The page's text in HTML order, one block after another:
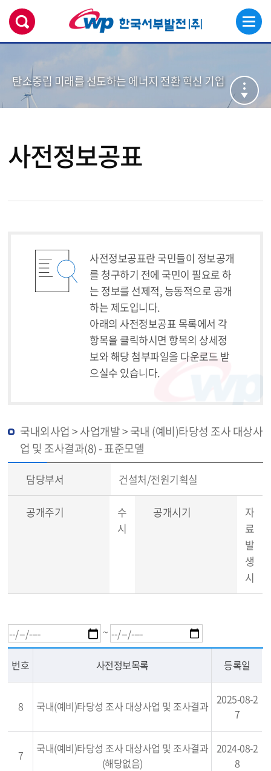
탄소중립 미래를 선도하는 에너지 전환 혁신 기업
사전정보공표
사전정보공표란 국민들이 정보공개
를 청구하기 전에 국민이 필요로 하
는 정보를 선제적, 능동적으로 공개
하는 제도입니다.
아래의 사전정보공표 목록에서 각
항목을 클릭하시면 항목의 상세정
보와 해당 첨부파일을 다운로드 받
으실수 있습니다.
국내외사업 > 사업개발 > 국내 (예비)타당성 조사 대상사
업 및 조사결과(8) - 표준모델
담당부서 건설처/전원기획실
공개주기
수
시
공개시기
자
료
발
생
시
~
번호 사전정보목록 등록일
8 국내(예비)타당성 조사 대상사업 및 조사결과
2025-08-2
7
7
국내(예비)타당성 조사 대상사업 및 조사결과
(해당없음)
2024-08-2
8